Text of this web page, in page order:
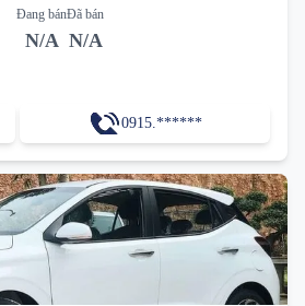
Đang bán
N/A
Đã bán
N/A
0915.******